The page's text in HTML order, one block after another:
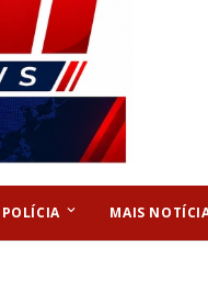
POLÍCIA keyboard_arrow_down MAIS